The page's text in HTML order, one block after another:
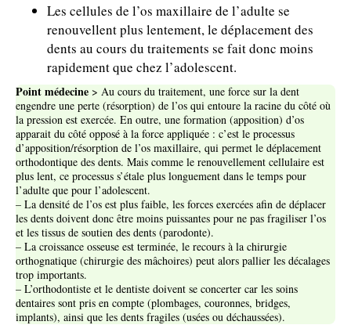
Les cellules de l’os maxillaire de l’adulte se
renouvellent plus lentement, le déplacement des
dents au cours du traitements se fait donc moins
rapidement que chez l’adolescent.
Point médecine > Au cours du traitement, une force sur la dent
engendre une perte (résorption) de l’os qui entoure la racine du côté où
la pression est exercée. En outre, une formation (apposition) d’os
apparait du côté opposé à la force appliquée : c’est le processus
d’apposition/résorption de l’os maxillaire, qui permet le déplacement
orthodontique des dents. Mais comme le renouvellement cellulaire est
plus lent, ce processus s’étale plus longuement dans le temps pour
l’adulte que pour l’adolescent.
– La densité de l’os est plus faible, les forces exercées afin de déplacer
les dents doivent donc être moins puissantes pour ne pas fragiliser l’os
et les tissus de soutien des dents (parodonte).
– La croissance osseuse est terminée, le recours à la chirurgie
orthognatique (chirurgie des mâchoires) peut alors pallier les décalages
trop importants.
– L’orthodontiste et le dentiste doivent se concerter car les soins
dentaires sont pris en compte (plombages, couronnes, bridges,
implants), ainsi que les dents fragiles (usées ou déchaussées).